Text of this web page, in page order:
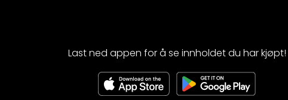
Last ned appen for å se innholdet du har kjøpt!